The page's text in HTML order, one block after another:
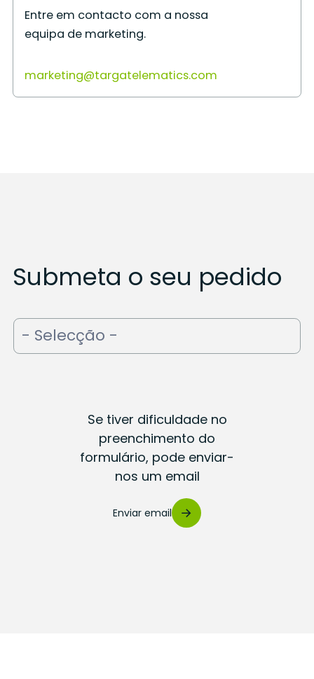
Entre em contacto com a nossa
equipa de marketing.
marketing@targatelematics.com
Submeta o seu pedido
Support
request
Se tiver dificuldade no
preenchimento do
formulário, pode enviar-
nos um email
Enviar email